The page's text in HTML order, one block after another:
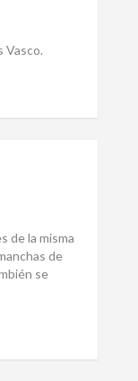
Vasco.
de la misma
de
se